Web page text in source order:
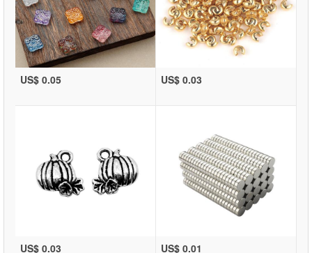
US$ 0.05 US$ 0.03
US$ 0.03 US$ 0.01